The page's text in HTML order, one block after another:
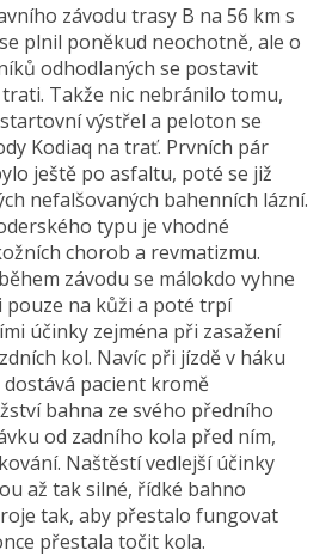
závodu trasy B na 56 km s
plnil poněkud neochotně, ale o
odhodlaných se postavit
Takže nic nebránilo tomu,
výstřel a peloton se
Kodiaq na trať. Prvních pár
ještě po asfaltu, poté se již
nefalšovaných bahenních lázní.
typu je vhodné
chorob a revmatizmu.
závodu se málokdo vyhne
na kůži a poté trpí
účinky zejména při zasažení
kol. Navíc při jízdě v háku
pacient kromě
bahna ze svého předního
od zadního kola před ním,
Naštěstí vedlejší účinky
až tak silné, řídké bahno
tak, aby přestalo fungovat
přestala točit kola.